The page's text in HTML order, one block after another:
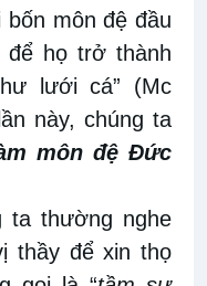
môn đệ đầu
để họ trở thành
lưới cá” (Mc
này, chúng ta
môn đệ Đức
ta thường nghe
thầy để xin thọ